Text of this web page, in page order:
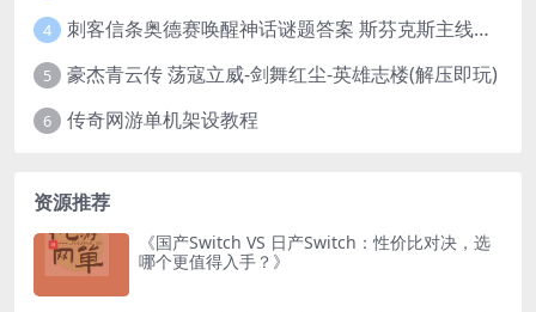
4 刺客信条奥德赛唤醒神话谜题答案 斯芬克斯主线攻略
5 豪杰青云传 荡寇立威-剑舞红尘-英雄志楼(解压即玩)
6 传奇网游单机架设教程
资源推荐
《国产Switch VS 日产Switch：性价比对决，选
哪个更值得入手？》